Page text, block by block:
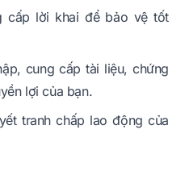
cấp lời khai để bảo vệ tốt
cung cấp tài liệu, chứng
lợi của bạn.
tranh chấp lao động của